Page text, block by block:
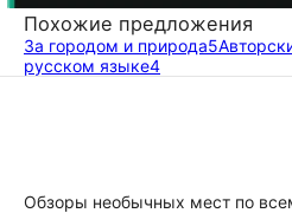
Похожие предложения
За городом и природа5
русском языке4
Обзоры необычных мест по